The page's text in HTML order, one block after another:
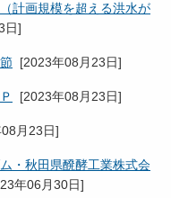
計画規模を超える洪水が
日]
[2023年08月23日]
[2023年08月23日]
月23日]
・秋田県醗酵工業株式会
年06月30日]